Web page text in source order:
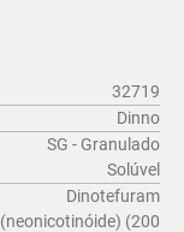
32719
Dinno
SG - Granulado
Solúvel
Dinotefuram
(neonicotinóide) (200